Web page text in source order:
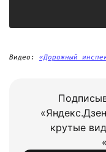
Видео: «Дорожный
крутые